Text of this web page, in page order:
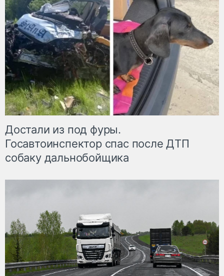
Достали из под фуры.
Госавтоинспектор спас после ДТП
собаку дальнобойщика